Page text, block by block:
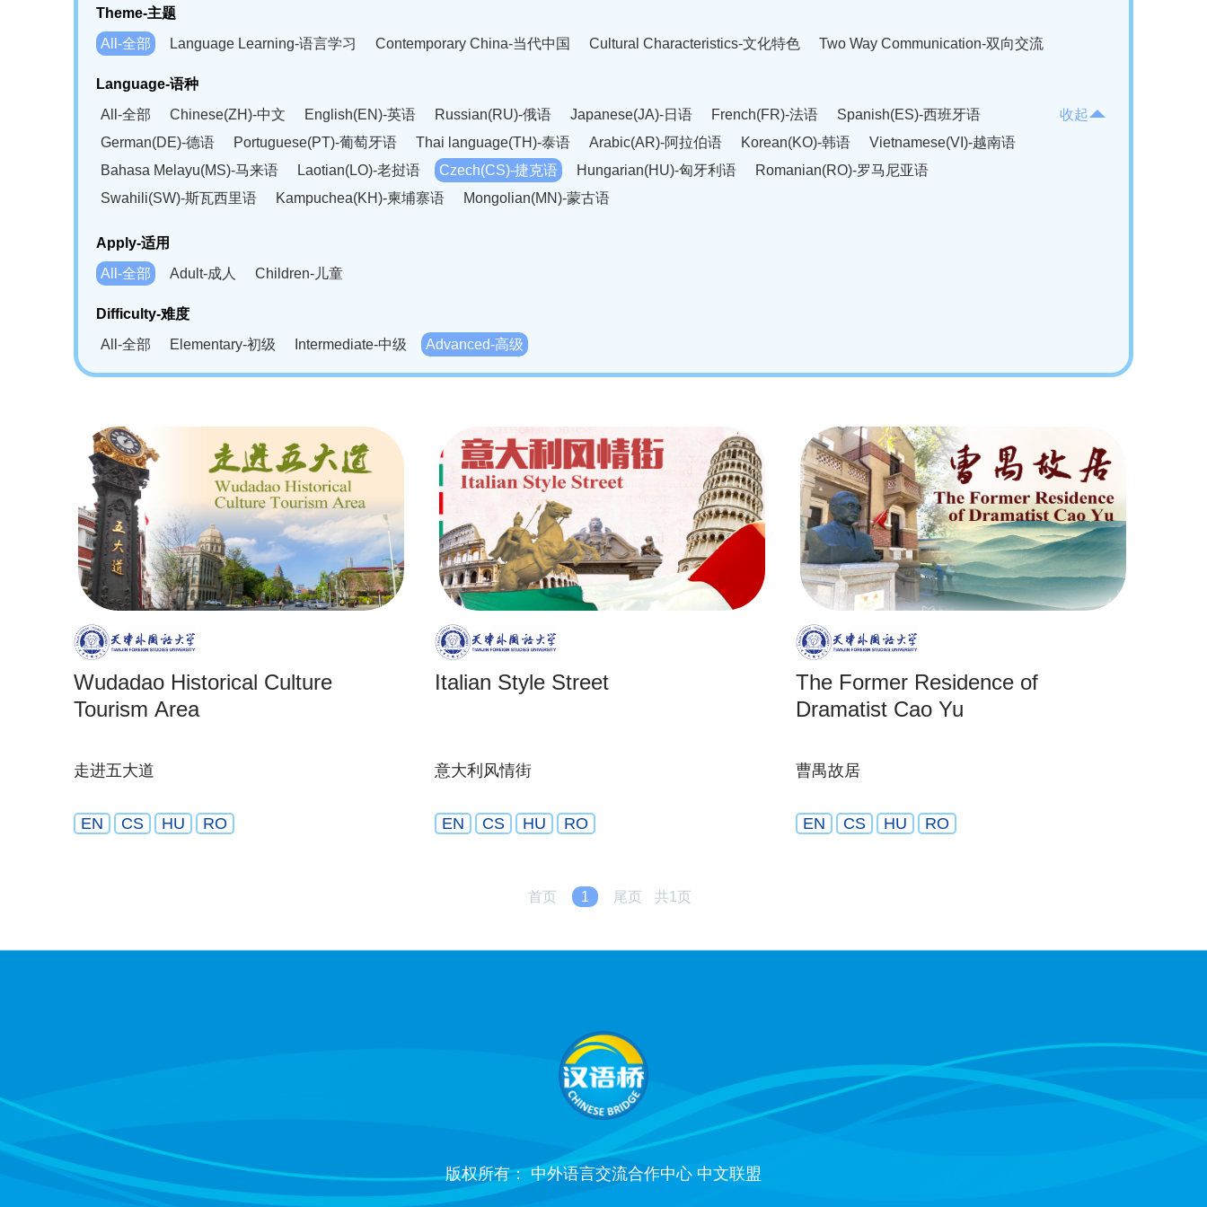
Theme-主题
All-全部
Language Learning-语言学习 Contemporary China-当代中国 Cultural Characteristics-文化特色 Two Way Communication-双向交流
Language-语种
All-全部
Chinese(ZH)-中文 English(EN)-英语 Russian(RU)-俄语 Japanese(JA)-日语 French(FR)-法语
Spanish(ES)-西班牙语
German(DE)-德语
Portuguese(PT)-葡萄牙语 Thai language(TH)-泰语 Arabic(AR)-阿拉伯语 Korean(KO)-韩语
Vietnamese(VI)-越南语
Bahasa Melayu(MS)-马来语
Laotian(LO)-老挝语 Czech(CS)-捷克语 Hungarian(HU)-匈牙利语
Romanian(RO)-罗马尼亚语
Swahili(SW)-斯瓦西里语
Kampuchea(KH)-柬埔寨语 Mongolian(MN)-蒙古语
收起
Apply-适用
All-全部
Adult-成人 Children-儿童
Difficulty-难度
All-全部
Elementary-初级 Intermediate-中级 Advanced-高级
Wudadao Historical Culture
Tourism Area
走进五大道
EN CS HU RO
Italian Style Street
意大利风情街
EN CS HU RO
The Former Residence of
Dramatist Cao Yu
曹禺故居
EN CS HU RO
首页 1 尾页 共1页
版权所有： 中外语言交流合作中心 中文联盟